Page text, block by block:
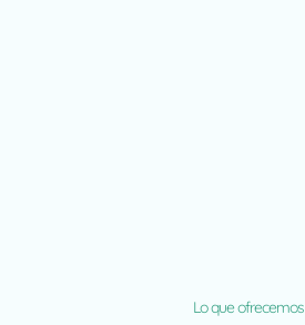
Lo que ofrecemos